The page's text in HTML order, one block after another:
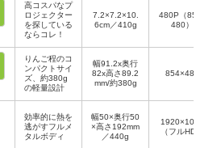
高コスパなプ
ロジェクター
を探している
ならコレ！
7.2×7.2×10.
6cm／410g
480P（854×
480）
りんご程のコ
ンパクトサイ
ズ、約380g
の軽量設計
幅91.2x奥行
82x高さ89.2
mm/約380g
854×480
効率的に熱を
逃がすフルメ
タルボディ
幅50×奥行50
×高さ192mm
／440g
1920×1080
（フルHD）